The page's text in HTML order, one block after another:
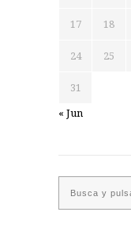
17 18
24 25
31
« Jun